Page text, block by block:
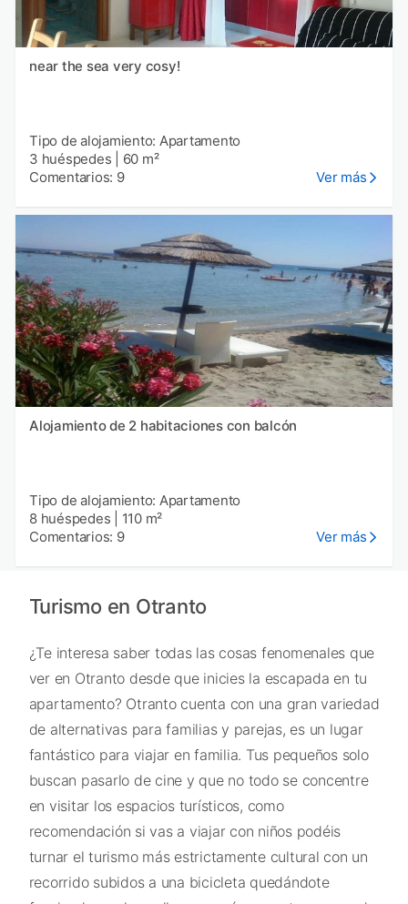
near the sea very cosy!
Tipo de alojamiento: Apartamento
3 huéspedes
60 m²
Comentarios: 9
Ver más
Alojamiento de 2 habitaciones con balcón
Tipo de alojamiento: Apartamento
8 huéspedes
110 m²
Comentarios: 9
Ver más
Turismo en Otranto
¿Te interesa saber todas las cosas fenomenales que
ver en Otranto desde que inicies la escapada en tu
apartamento? Otranto cuenta con una gran variedad
de alternativas para familias y parejas, es un lugar
fantástico para viajar en familia. Tus pequeños solo
buscan pasarlo de cine y que no todo se concentre
en visitar los espacios turísticos, como
recomendación si vas a viajar con niños podéis
turnar el turismo más estrictamente cultural con un
recorrido subidos a una bicicleta quedándote